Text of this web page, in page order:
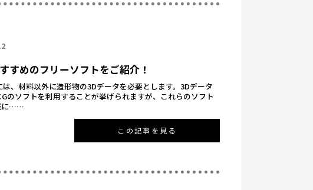
すめのフリーソフトをご紹介！
、材料以外に造形物の3Dデータを必要とします。3Dデータ
のソフトを利用することが挙げられますが、これらのソフト
に……
この記事を見る